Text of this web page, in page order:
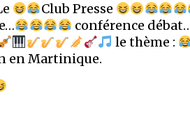
Club Presse
conférence
le thème :
en Martinique.